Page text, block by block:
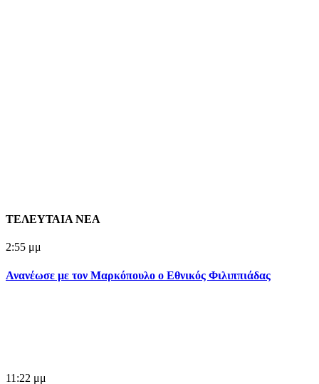
ΤΕΛΕΥΤΑΙΑ ΝΕΑ
2:55 μμ
Ανανέωσε με τον Μαρκόπουλο ο Εθνικός Φιλιππιάδας
11:22 μμ